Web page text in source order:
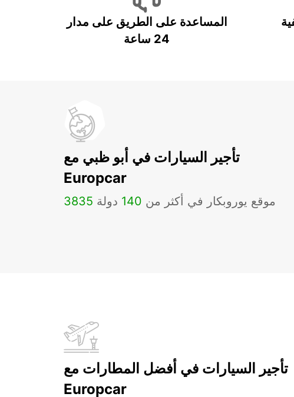
المساعدة على الطريق على مدار
24 ساعة
تأجير السيارات في أبو ظبي مع
Europcar
3835 موقع يوروبكار في أكثر من 140 دولة
تأجير السيارات في أفضل المطارات مع
Europcar